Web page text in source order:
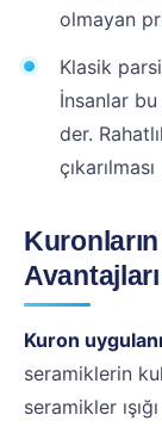
olmayan
Klasik
İnsanlar
der.
Kuron
seramiklerin
seramikler